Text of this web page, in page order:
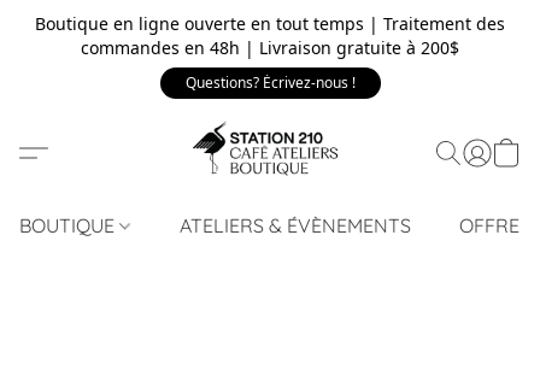
Boutique en ligne ouverte en tout temps | Traitement des
commandes en 48h | Livraison gratuite à 200$
Questions? Écrivez-nous !
BOUTIQUE ATELIERS & ÉVÈNEMENTS OFFRE